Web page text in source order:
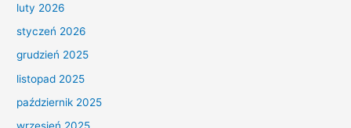
luty 2026
styczeń 2026
grudzień 2025
listopad 2025
październik 2025